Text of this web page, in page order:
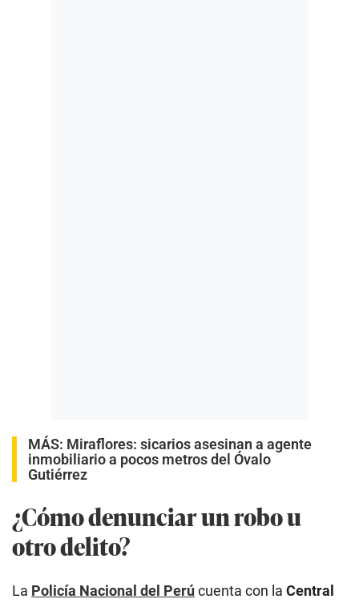
MÁS: Miraflores: sicarios asesinan a agente
inmobiliario a pocos metros del Óvalo
Gutiérrez
¿Cómo denunciar un robo u
otro delito?
La Policía Nacional del Perúcuenta con la Central